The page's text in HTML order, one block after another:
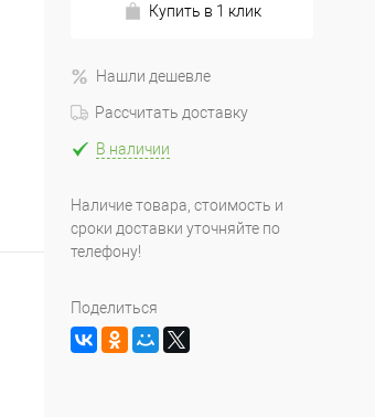
Купить в 1 клик
Нашли дешевле
Рассчитать доставку
В наличии
Наличие товара, стоимость и
сроки доставки уточняйте по
телефону!
Поделиться